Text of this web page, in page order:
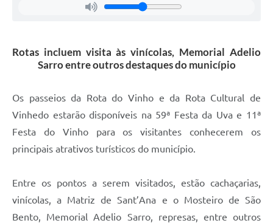
Contas Públicas
Links Úteis
Rotas incluem visita às vinícolas, Memorial Adelio
Sarro entre outros destaques do município
Os passeios da Rota do Vinho e da Rota Cultural de
Vinhedo estarão disponíveis na 59ª Festa da Uva e 11ª
Festa do Vinho para os visitantes conhecerem os
principais atrativos turísticos do município.
Entre os pontos a serem visitados, estão cachaçarias,
vinícolas, a Matriz de Sant’Ana e o Mosteiro de São
Bento, Memorial Adelio Sarro, represas, entre outros